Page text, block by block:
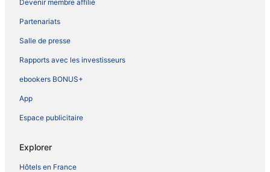
Devenir membre affilié
Partenariats
Salle de presse
Rapports avec les investisseurs
ebookers BONUS+
App
Espace publicitaire
Explorer
Hôtels en France